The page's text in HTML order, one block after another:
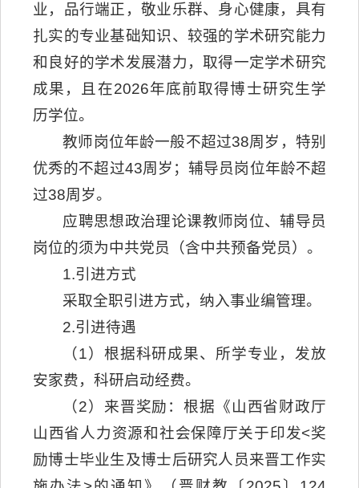
业，品行端正，敬业乐群、身心健康，具有
扎实的专业基础知识、较强的学术研究能力
和良好的学术发展潜力，取得一定学术研究
成果，且在2026年底前取得博士研究生学
历学位。
教师岗位年龄一般不超过38周岁，特别
优秀的不超过43周岁；辅导员岗位年龄不超
过38周岁。
应聘思想政治理论课教师岗位、辅导员
岗位的须为中共党员（含中共预备党员）。
1.引进方式
采取全职引进方式，纳入事业编管理。
2.引进待遇
（1）根据科研成果、所学专业，发放
安家费，科研启动经费。
（2）来晋奖励：根据《山西省财政厅
山西省人力资源和社会保障厅关于印发<奖
励博士毕业生及博士后研究人员来晋工作实